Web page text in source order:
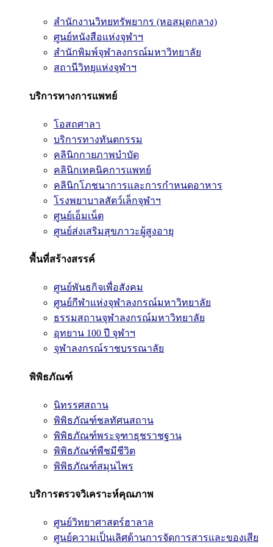
สำนักงานวิทยทรัพยากร (หอสมุดกลาง)
ศูนย์หนังสือแห่งจุฬาฯ
สำนักพิมพ์จุฬาลงกรณ์มหาวิทยาลัย
สถานีวิทยุแห่งจุฬาฯ
บริการทางการแพทย์
โอสถศาลา
บริการทางทันตกรรม
คลินิกกายภาพบำบัด
คลินิกเทคนิคการแพทย์
คลินิกโภชนาการและการกำหนดอาหาร
โรงพยาบาลสัตว์เล็กจุฬาฯ
ศูนย์เอ็มเน็ต
ศูนย์ส่งเสริมสุขภาวะผู้สูงอายุ
พื้นที่สร้างสรรค์
ศูนย์พันธกิจเพื่อสังคม
ศูนย์กีฬาแห่งจุฬาลงกรณ์มหาวิทยาลัย
ธรรมสถานจุฬาลงกรณ์มหาวิทยาลัย
อุทยาน 100 ปี จุฬาฯ
จุฬาลงกรณ์ราชบรรณาลัย
พิพิธภัณฑ์
นิทรรศสถาน
พิพิธภัณฑ์ชลทัศนสถาน
พิพิธภัณฑ์พระจุฑาธุชราชฐาน
พิพิธภัณฑ์พืชมีชีวิต
พิพิธภัณฑ์สมุนไพร
บริการตรวจวิเคราะห์คุณภาพ
ศูนย์วิทยาศาสตร์ฮาลาล
ศูนย์ความเป็นเลิศด้านการจัดการสารและของเสีย